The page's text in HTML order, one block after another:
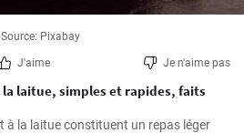
Source: Pixabay
J'aime Je n'aime pas
laitue, simples et rapides, faits
la laitue constituent un repas léger